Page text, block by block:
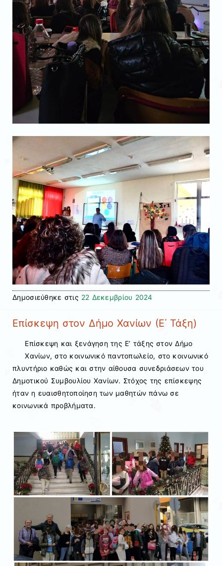
Δημοσιεύθηκε στις 22 Δεκεμβρίου 2024
Επίσκεψη στον Δήμο Χανίων (Ε΄ Τάξη)
Επίσκεψη και ξενάγηση της Ε’ τάξης στον Δήμο
Χανίων, στο κοινωνικό παντοπωλείο, στο κοινωνικό
πλυντήριο καθώς και στην αίθουσα συνεδριάσεων του
Δημοτικού Συμβουλίου Χανίων. Στόχος της επίσκεψης
ήταν η ευαισθητοποίηση των μαθητών πάνω σε
κοινωνικά προβλήματα.